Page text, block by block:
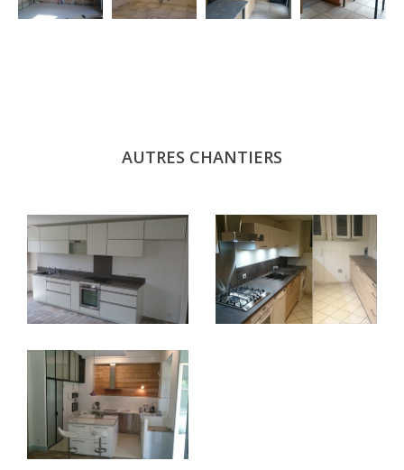
AUTRES CHANTIERS